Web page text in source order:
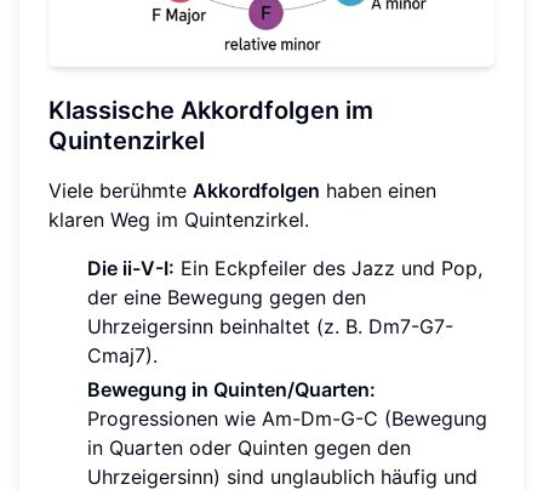
Klassische Akkordfolgen im
Quintenzirkel
Viele berühmte Akkordfolgen haben einen
klaren Weg im Quintenzirkel.
Die ii-V-I: Ein Eckpfeiler des Jazz und Pop,
der eine Bewegung gegen den
Uhrzeigersinn beinhaltet (z. B. Dm7-G7-
Cmaj7).
Bewegung in Quinten/Quarten:
Progressionen wie Am-Dm-G-C (Bewegung
in Quarten oder Quinten gegen den
Uhrzeigersinn) sind unglaublich häufig und